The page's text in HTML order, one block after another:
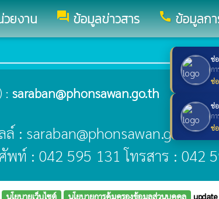
ช่
ก
ช่
ช่
ก
ช่
ยงาน forum ข้อมูลข่าวสาร call ข้อมูลก
: saraban@phonsawan.go.th
ล์ : saraban@phonsawan.go.th
พท์ : 042 595 131 โทรสาร : 042
นโยบายเว็บไซต์ นโยบายการคุ้มครองข้อมูลส่วนบุคคล